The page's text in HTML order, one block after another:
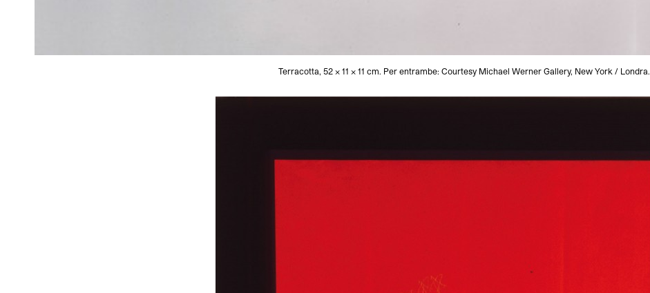
Terracotta, 52 x 11 x 11 cm. Per entrambe: Courtesy Michael Werner Gallery, New York / Londra.